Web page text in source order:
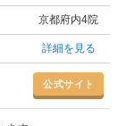
京都府内4院
詳細を見る
公式サイト